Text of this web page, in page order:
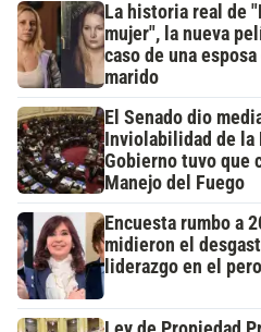
La historia real de
mujer", la nueva
caso de una
marido
El Senado dio
Inviolabilidad de la
Gobierno tuvo que
Manejo del Fuego
Encuesta rumbo a
midieron el
liderazgo en el